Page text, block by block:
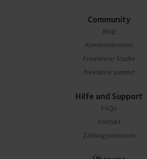
Community
Blog
Kundenstimmen
Freelancer Studie
freelance summit
Hilfe und Support
FAQs
Kontakt
Zahlungsoptionen